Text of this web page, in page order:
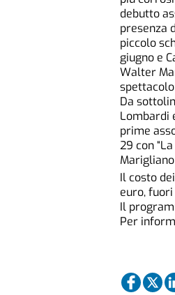
debutto
presenza
piccolo
giugno e
Walter
Da
Lombardi
prime
29 con
Marigliano
Il costo
euro,
Il
Per